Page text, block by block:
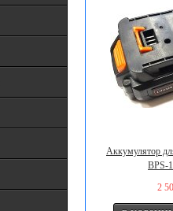
Аккумулятор
BPS-
2